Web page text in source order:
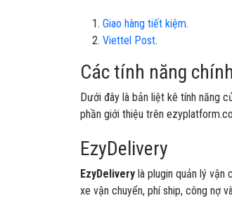
Giao hàng tiết kiệm.
Viettel Post.
Các tính năng chính
Dưới đây là bản liệt kê tính năng
phần giới thiệu trên
EzyDelivery
EzyDelivery là plugin quản lý vận
xe vận chuyển, phí ship, công nợ